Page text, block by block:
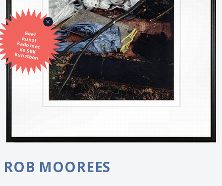
Geef
kunst
kado met
de SBK
Kunstbon
ROB MOOREES